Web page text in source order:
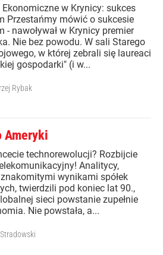
Ekonomiczne w Krynicy: sukces
Przestańmy mówić o sukcesie
- nawoływał w Krynicy premier
Nie bez powodu. W sali Starego
w której zebrali się laureaci
gospodarki" (i w...
Rybak
Ameryki
technorewolucji? Rozbijcie
Analitycy,
wynikami spółek
twierdzili pod koniec lat 90.,
sieci powstanie zupełnie
Nie powstała, a...